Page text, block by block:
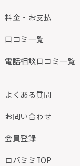
料金・お支払
口コミ一覧
電話相談口コミ一覧
よくある質問
お問い合わせ
会員登録
ロバミミTOP